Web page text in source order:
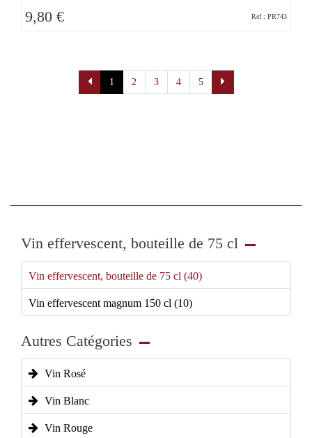
Vin effervescent, bouteille de 75 cl
Vin effervescent, bouteille de 75 cl (40)
Vin effervescent magnum 150 cl (10)
Autres Catégories
Vin Rosé
Vin Blanc
Vin Rouge
9,80 € Ref : PR743
1 2 3 4 5